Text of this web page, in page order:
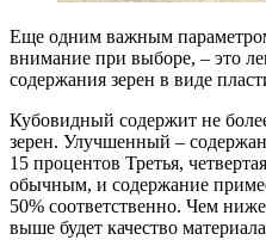
Еще одним важным
внимание при выборе, – это
содержания зерен в виде
Кубовидный содержит не
зерен. Улучшенный –
15 процентов Третья,
обычным, и содержание
50% соответственно. Чем
выше будет качество